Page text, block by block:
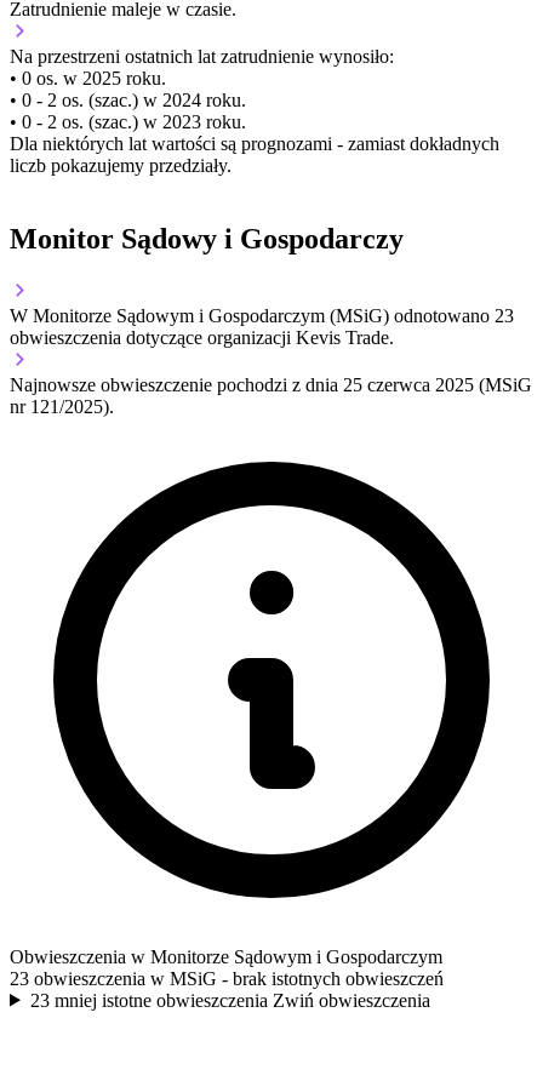
Zatrudnienie maleje w czasie.
Na przestrzeni ostatnich lat zatrudnienie wynosiło:
• 0 os. w 2025 roku.
• 0 - 2 os. (szac.) w 2024 roku.
• 0 - 2 os. (szac.) w 2023 roku.
Dla niektórych lat wartości są prognozami - zamiast dokładnych
liczb pokazujemy przedziały.
Monitor Sądowy i Gospodarczy
W Monitorze Sądowym i Gospodarczym (MSiG) odnotowano 23
obwieszczenia dotyczące organizacji Kevis Trade.
Najnowsze obwieszczenie pochodzi z dnia 25 czerwca 2025 (MSiG
nr 121/2025).
Obwieszczenia w Monitorze Sądowym i Gospodarczym
23 obwieszczenia w MSiG - brak istotnych obwieszczeń
23 mniej istotne obwieszczenia Zwiń obwieszczenia